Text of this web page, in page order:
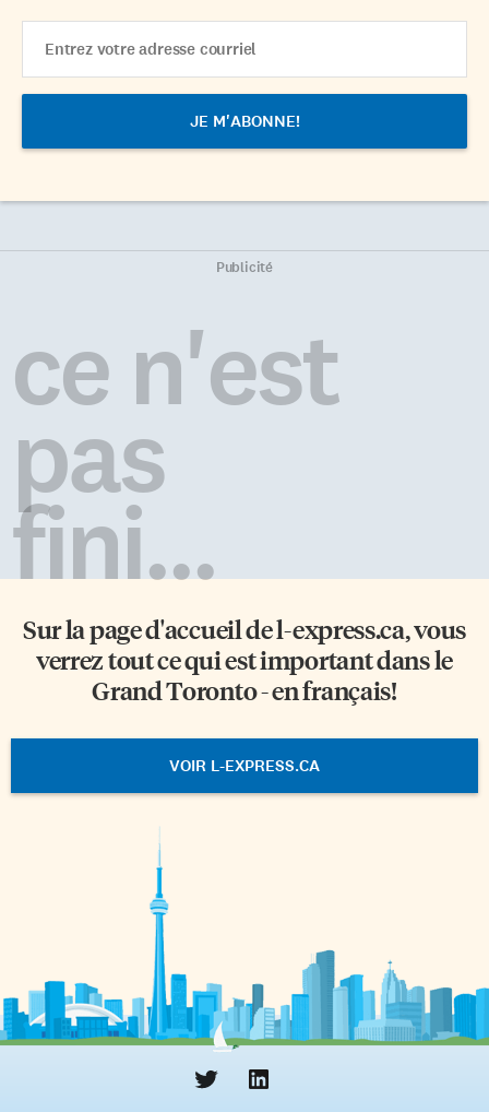
Address
Publicité
ce n'est
pas
fini...
Sur la page d'accueil del-express.ca, vous
verrez tout ce qui est important dans le
Grand Toronto - en français!
VOIR L-EXPRESS.CA